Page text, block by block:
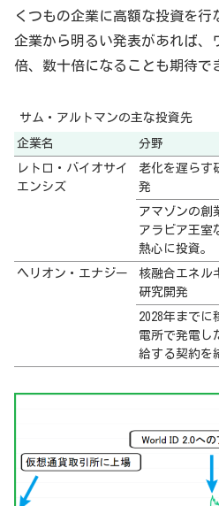
くつもの企業に高額な投資を行
企業から明るい発表があれば、
倍、数十倍になることも期待で
サム・アルトマンの主な投資先
企業名 分野
レトロ・バイオサイ
エンシズ
老化を遅らす
発
アマゾンの創
アラビア王室
熱心に投資。
ヘリオン・エナジー
核融合エネル
研究開発
2028年までに
電所で発電し
給する契約を